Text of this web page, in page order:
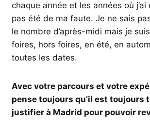
chaque année et les années où j’ai
pas été de ma faute. Je ne sais
le nombre d’après-midi mais je
foires, hors foires, en été, en
toutes les dates.
Avec votre parcours et votre
pense toujours qu’il est toujours
justifier à Madrid pour pouvoir